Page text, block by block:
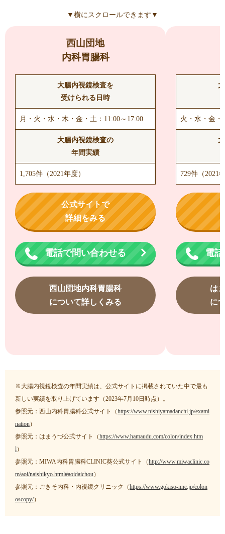
▼横にスクロールできます▼
西山団地
内科胃腸科
大腸内視鏡検査を
受けられる日時
月・火・水・木・金・土：11:00～17:00
大腸内視鏡検査の
年間実績
1,705件（2021年度）
公式サイトで
詳細をみる
電話で問い合わせる
西山団地内科胃腸科
について詳しくみる
火・水・金・
729件（2021
電
は
に
※大腸内視鏡検査の年間実績は、公式サイトに掲載されていた中で最も
新しい実績を取り上げています（2023年7月10日時点）。
参照元：西山内科胃腸科公式サイト（https://www.nishiyamadanchi.jp/exami
nation）
参照元：はまうづ公式サイト（https://www.hamaudu.com/colon/index.htm
l）
参照元：MIWA内科胃腸科CLINIC葵公式サイト（http://www.miwaclinic.co
m/aoi/naishikyo.html#aoidaichou）
参照元：ごきそ内科・内視鏡クリニック（https://www.gokiso-nnc.jp/colon
oscopy/）